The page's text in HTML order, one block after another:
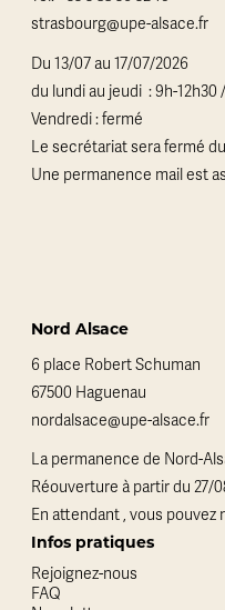
strasbourg@upe-alsace.fr
Du 13/07 au 17/07/2026
du lundi au jeudi : 9h-12h30
Vendredi : fermé
Le secrétariat sera fermé
Une permanence mail est
Nord Alsace
6 place Robert Schuman
67500 Haguenau
nordalsace@upe-alsace.fr
La permanence de Nord-
Réouverture à partir du 27/
En attendant , vous
Infos pratiques
Rejoignez-nous
FAQ